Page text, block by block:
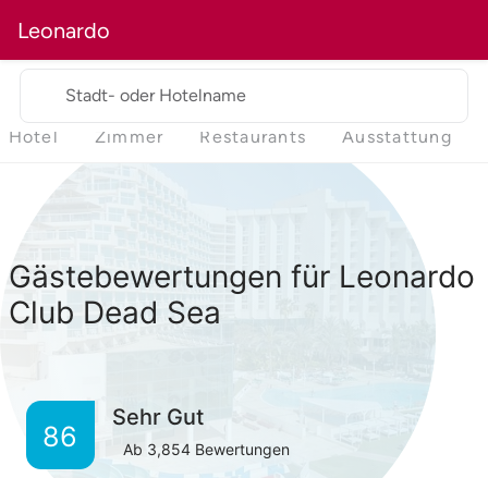
Leonardo
Stadt- oder Hotelname
Hotel Zimmer Restaurants Ausstattung
Gästebewertungen für Leonardo
Club Dead Sea
86
Sehr Gut
Ab 3,854 Bewertungen